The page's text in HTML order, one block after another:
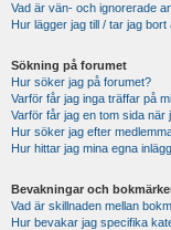
Vad är vän- och ignorerade
Hur lägger jag till / tar jag
Sökning på forumet
Hur söker jag på forumet?
Varför får jag inga träffar på
Varför får jag en tom sida
Hur söker jag efter
Hur hittar jag mina egna
Bevakningar och
Vad är skillnaden mellan
Hur bevakar jag specifika